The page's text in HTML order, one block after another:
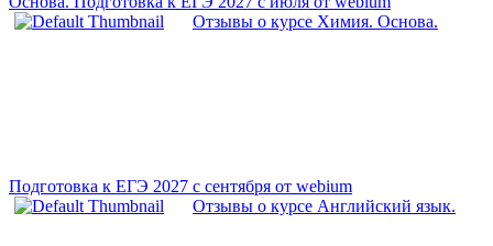
Отзывы о курсе Химия. Основа.
Подготовка к ЕГЭ 2027 с сентября от webium
Отзывы о курсе Английский язык.